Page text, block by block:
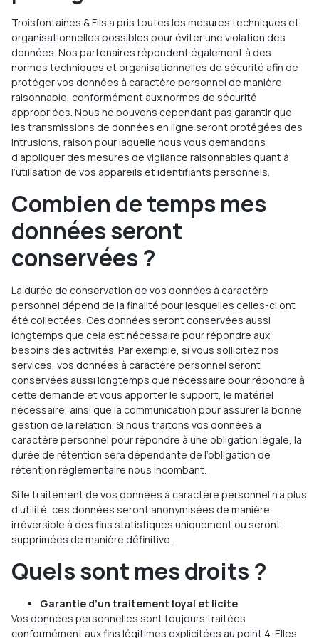
Troisfontaines & Fils a pris toutes les mesures techniques et
organisationnelles possibles pour éviter une violation des
données. Nos partenaires répondent également à des
normes techniques et organisationnelles de sécurité afin de
protéger vos données à caractère personnel de manière
raisonnable, conformément aux normes de sécurité
appropriées. Nous ne pouvons cependant pas garantir que
les transmissions de données en ligne seront protégées des
intrusions, raison pour laquelle nous vous demandons
d’appliquer des mesures de vigilance raisonnables quant à
l’utilisation de vos appareils et identifiants personnels.
Combien de temps mes
données seront
conservées ?
La durée de conservation de vos données à caractère
personnel dépend de la finalité pour lesquelles celles-ci ont
été collectées. Ces données seront conservées aussi
longtemps que cela est nécessaire pour répondre aux
besoins des activités. Par exemple, si vous sollicitez nos
services, vos données à caractère personnel seront
conservées aussi longtemps que nécessaire pour répondre à
cette demande et vous apporter le support, le matériel
nécessaire, ainsi que la communication pour assurer la bonne
gestion de la relation. Si nous traitons vos données à
caractère personnel pour répondre à une obligation légale, la
durée de rétention sera dépendante de l’obligation de
rétention réglementaire nous incombant.
Si le traitement de vos données à caractère personnel n’a plus
d’utilité, ces données seront anonymisées de manière
irréversible à des fins statistiques uniquement ou seront
supprimées de manière définitive.
Quels sont mesdroits ?
Garantie d’un traitement loyal et licite
Vos données personnelles sont toujours traitées
conformément aux fins légitimes explicitées au point 4. Elles